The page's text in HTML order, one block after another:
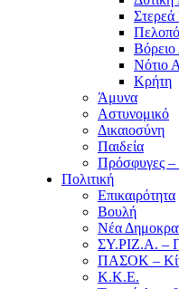
Βόρειο
Νότιο
Κρήτη
Άμυνα
Αστυνομικό
Δικαιοσύνη
Παιδεία
Πρόσφυγες –
Πολιτική
Επικαιρότητα
Βουλή
Νέα
ΣΥ.ΡΙΖ.Α. –
ΠΑΣΟΚ –
Κ.Κ.Ε.